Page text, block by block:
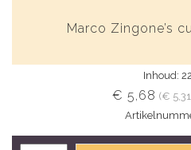
Marco Zingone’s
Inhoud:
€ 5,68 (€